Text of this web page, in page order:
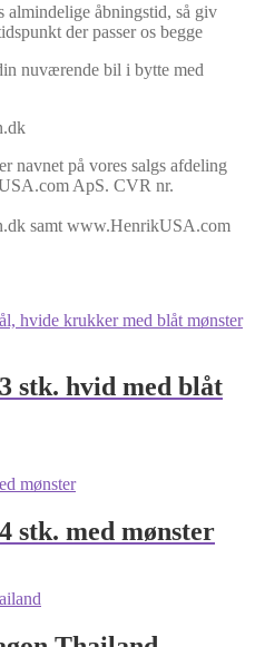
almindelige åbningstid, så giv
der passer os begge
nuværende bil i bytte med
navnet på vores salgs afdeling
ApS. CVR nr.
samt www.HenrikUSA.com
stk. hvid med blåt
stk. med mønster